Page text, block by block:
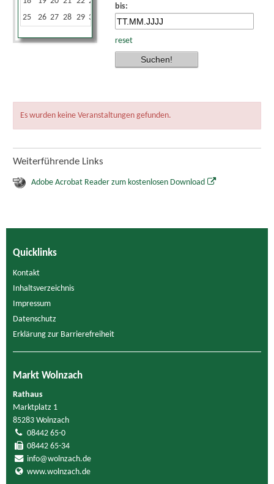
25
26 27 28 29 30
bis:
reset
Es wurden keine Veranstaltungen gefunden.
Weiterführende Links
Adobe Acrobat Reader zum kostenlosen Download
Quicklinks
Kontakt
Inhaltsverzeichnis
Impressum
Datenschutz
Erklärung zur Barrierefreiheit
Markt Wolnzach
Rathaus
Marktplatz 1
85283 Wolnzach
08442 65-0
08442 65-34
info@wolnzach.de
www.wolnzach.de